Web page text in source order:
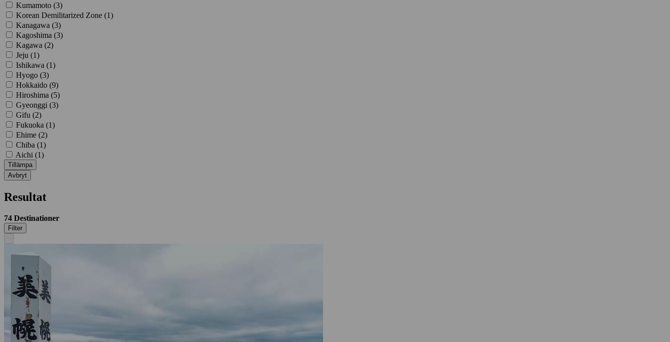
Kumamoto (3)
Korean Demilitarized Zone (1)
Kanagawa (3)
Kagoshima (3)
Kagawa (2)
Jeju (1)
Ishikawa (1)
Hyogo (3)
Hokkaido (9)
Hiroshima (5)
Gyeonggi (3)
Gifu (2)
Fukuoka (1)
Ehime (2)
Chiba (1)
Aichi (1)
Tillämpa
Avbryt
Resultat
74 Destinationer
Filter